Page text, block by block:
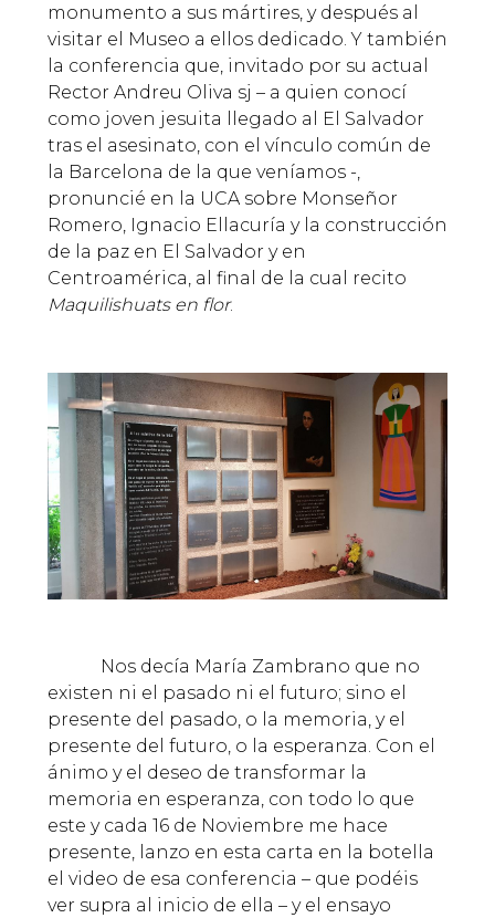
monumento a sus mártires, y después al
visitar el Museo a ellos dedicado. Y también
la conferencia que, invitado por su actual
Rector Andreu Oliva sj – a quien conocí
como joven jesuita llegado al El Salvador
tras el asesinato, con el vínculo común de
la Barcelona de la que veníamos -,
pronuncié en la UCA sobre Monseñor
Romero, Ignacio Ellacuría y la construcción
de la paz en El Salvador y en
Centroamérica, al final de la cual recito
Maquilishuats en flor.
Nos decía María Zambrano que no
existen ni el pasado ni el futuro; sino el
presente del pasado, o la memoria, y el
presente del futuro, o la esperanza. Con el
ánimo y el deseo de transformar la
memoria en esperanza, con todo lo que
este y cada 16 de Noviembre me hace
presente, lanzo en esta carta en la botella
el video de esa conferencia – que podéis
ver supra al inicio de ella – y el ensayo